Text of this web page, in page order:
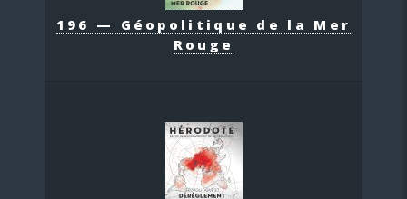
196 — Géopolitique de la Mer
Rouge